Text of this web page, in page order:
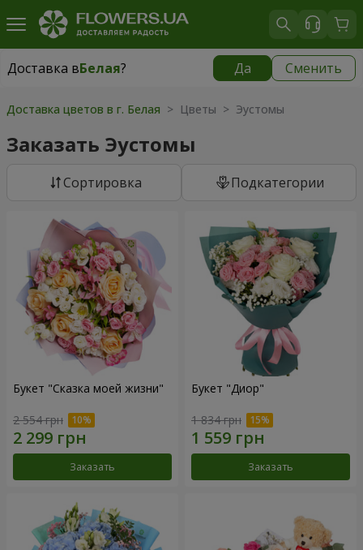
Доставка вБелая? Да Сменить
Доставка вБелая|
Доставка цветов в г. Белая > Цветы > Эустомы
Заказать Эустомы
Cортировка Подкатегории
Букет "Сказка моей жизни"
2 554 грн
Заказать
Букет "Диор"
1 834 грн
Заказать